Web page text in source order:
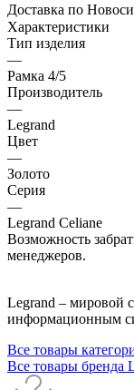
Доставка по
Характеристики
Тип изделия
—
Рамка 4/5
Производитель
—
Legrand
Цвет
—
Золото
Серия
—
Legrand Celiane
Возможность
менеджеров.
Legrand – мировой
информационным
Все товары
Все товары бренда